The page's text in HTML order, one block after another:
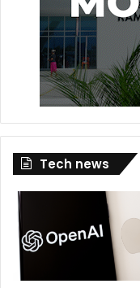
Tech news